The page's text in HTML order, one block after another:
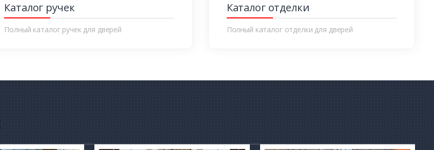
Каталог ручек
Полный каталог ручек для дверей
Каталог отделки
Полный каталог отделки для дверей